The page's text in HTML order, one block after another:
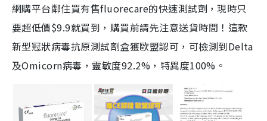
網購平台鄰住買有售fluorecare的快速測試劑，現時只
要超低價$9.9就買到，購買前請先注意送貨時間！這款
新型冠狀病毒抗原測試劑盒獲歐盟認可，可檢測到Delta
及Omicorn病毒，靈敏度92.2%，特異度100%。